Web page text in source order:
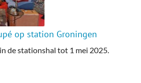
op station Groningen
de stationshal tot 1 mei 2025.